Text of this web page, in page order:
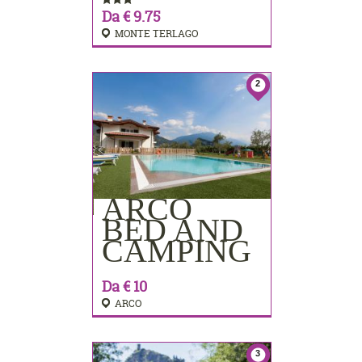
Da € 9.75
MONTE TERLAGO
2
ARCO
BED AND
CAMPING
Da € 10
ARCO
PRENOTA
3